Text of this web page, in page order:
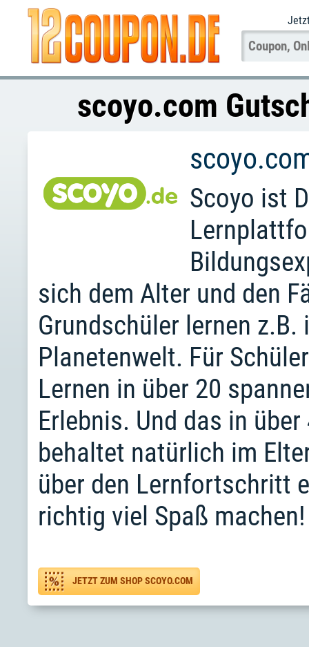
scoyo.com
Scoyo ist
sich dem Alter und den
Grundschüler lernen
Planetenwelt. Für
Lernen in über 20
Erlebnis. Und das in
behaltet natürlich im
über den Lernfortschritt
richtig viel Spaß machen!
JETZT ZUM SHOP SCOYO.COM